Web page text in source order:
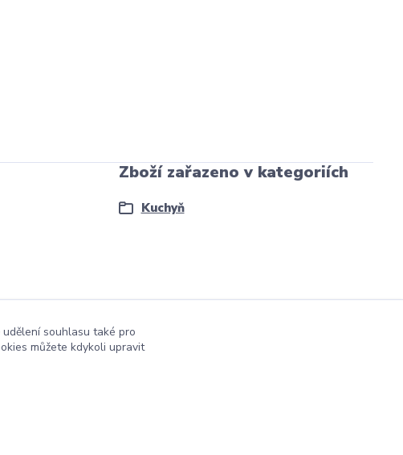
Zboží zařazeno v kategoriích
Kuchyň
souhlasu také pro
můžete kdykoli upravit